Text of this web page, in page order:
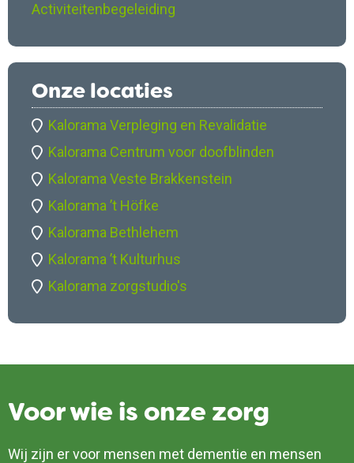
Activiteitenbegeleiding
Onze locaties
Kalorama Verpleging en Revalidatie
Kalorama Centrum voor doofblinden
Kalorama Veste Brakkenstein
Kalorama ’t Höfke
Kalorama Bethlehem
Kalorama ’t Kulturhus
Kalorama zorgstudio's
Voor wie is onze zorg
Wij zijn er voor mensen met dementie en mensen